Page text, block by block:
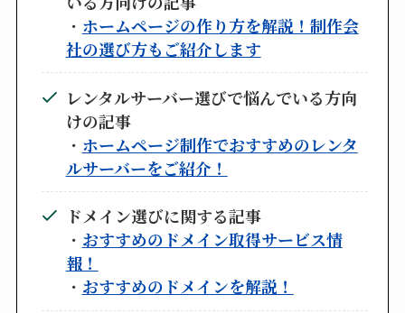
・ ホームページの作り方を解説！制作会
社の選び方もご紹介します
レンタルサーバー選びで悩んでいる方向
けの記事
・ ホームページ制作でおすすめのレンタ
ルサーバーをご紹介！
ドメイン選びに関する記事
・ おすすめのドメイン取得サービス情
報！
・ おすすめのドメインを解説！